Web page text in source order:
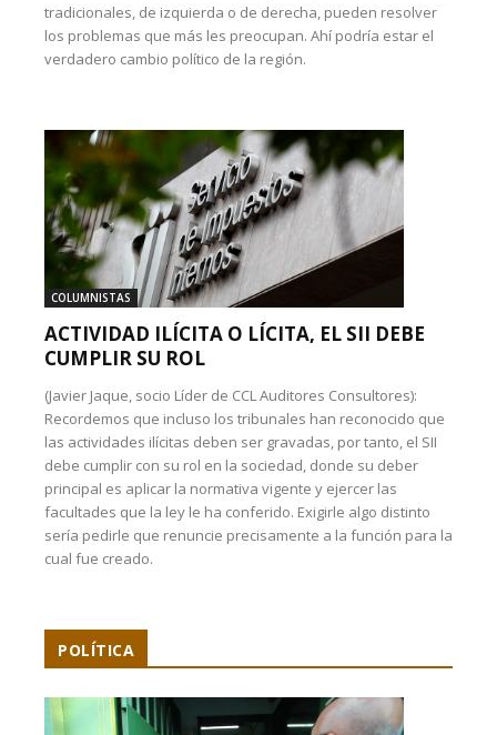
tradicionales, de izquierda o de derecha, pueden resolver
los problemas que más les preocupan. Ahí podría estar el
verdadero cambio político de la región.
COLUMNISTAS
ACTIVIDAD ILÍCITA O LÍCITA, EL SII DEBE
CUMPLIR SU ROL
(Javier Jaque, socio Líder de CCL Auditores Consultores):
Recordemos que incluso los tribunales han reconocido que
las actividades ilícitas deben ser gravadas, por tanto, el SII
debe cumplir con su rol en la sociedad, donde su deber
principal es aplicar la normativa vigente y ejercer las
facultades que la ley le ha conferido. Exigirle algo distinto
sería pedirle que renuncie precisamente a la función para la
cual fue creado.
POLÍTICA